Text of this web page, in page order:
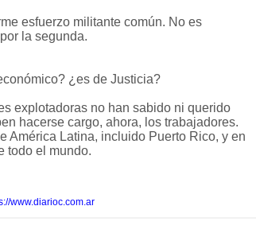
esfuerzo militante común. No es
la segunda.
¿es de Justicia?
explotadoras no han sabido ni querido
hacerse cargo, ahora, los trabajadores.
América Latina, incluido Puerto Rico, y en
todo el mundo.
www.diarioc.com.ar